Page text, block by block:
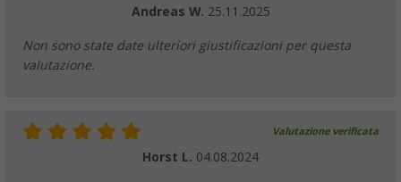
Andreas W. 25.11.2025
Non sono state date ulteriori giustificazioni per questa
valutazione.
Valutazione verificata
Horst L. 04.08.2024